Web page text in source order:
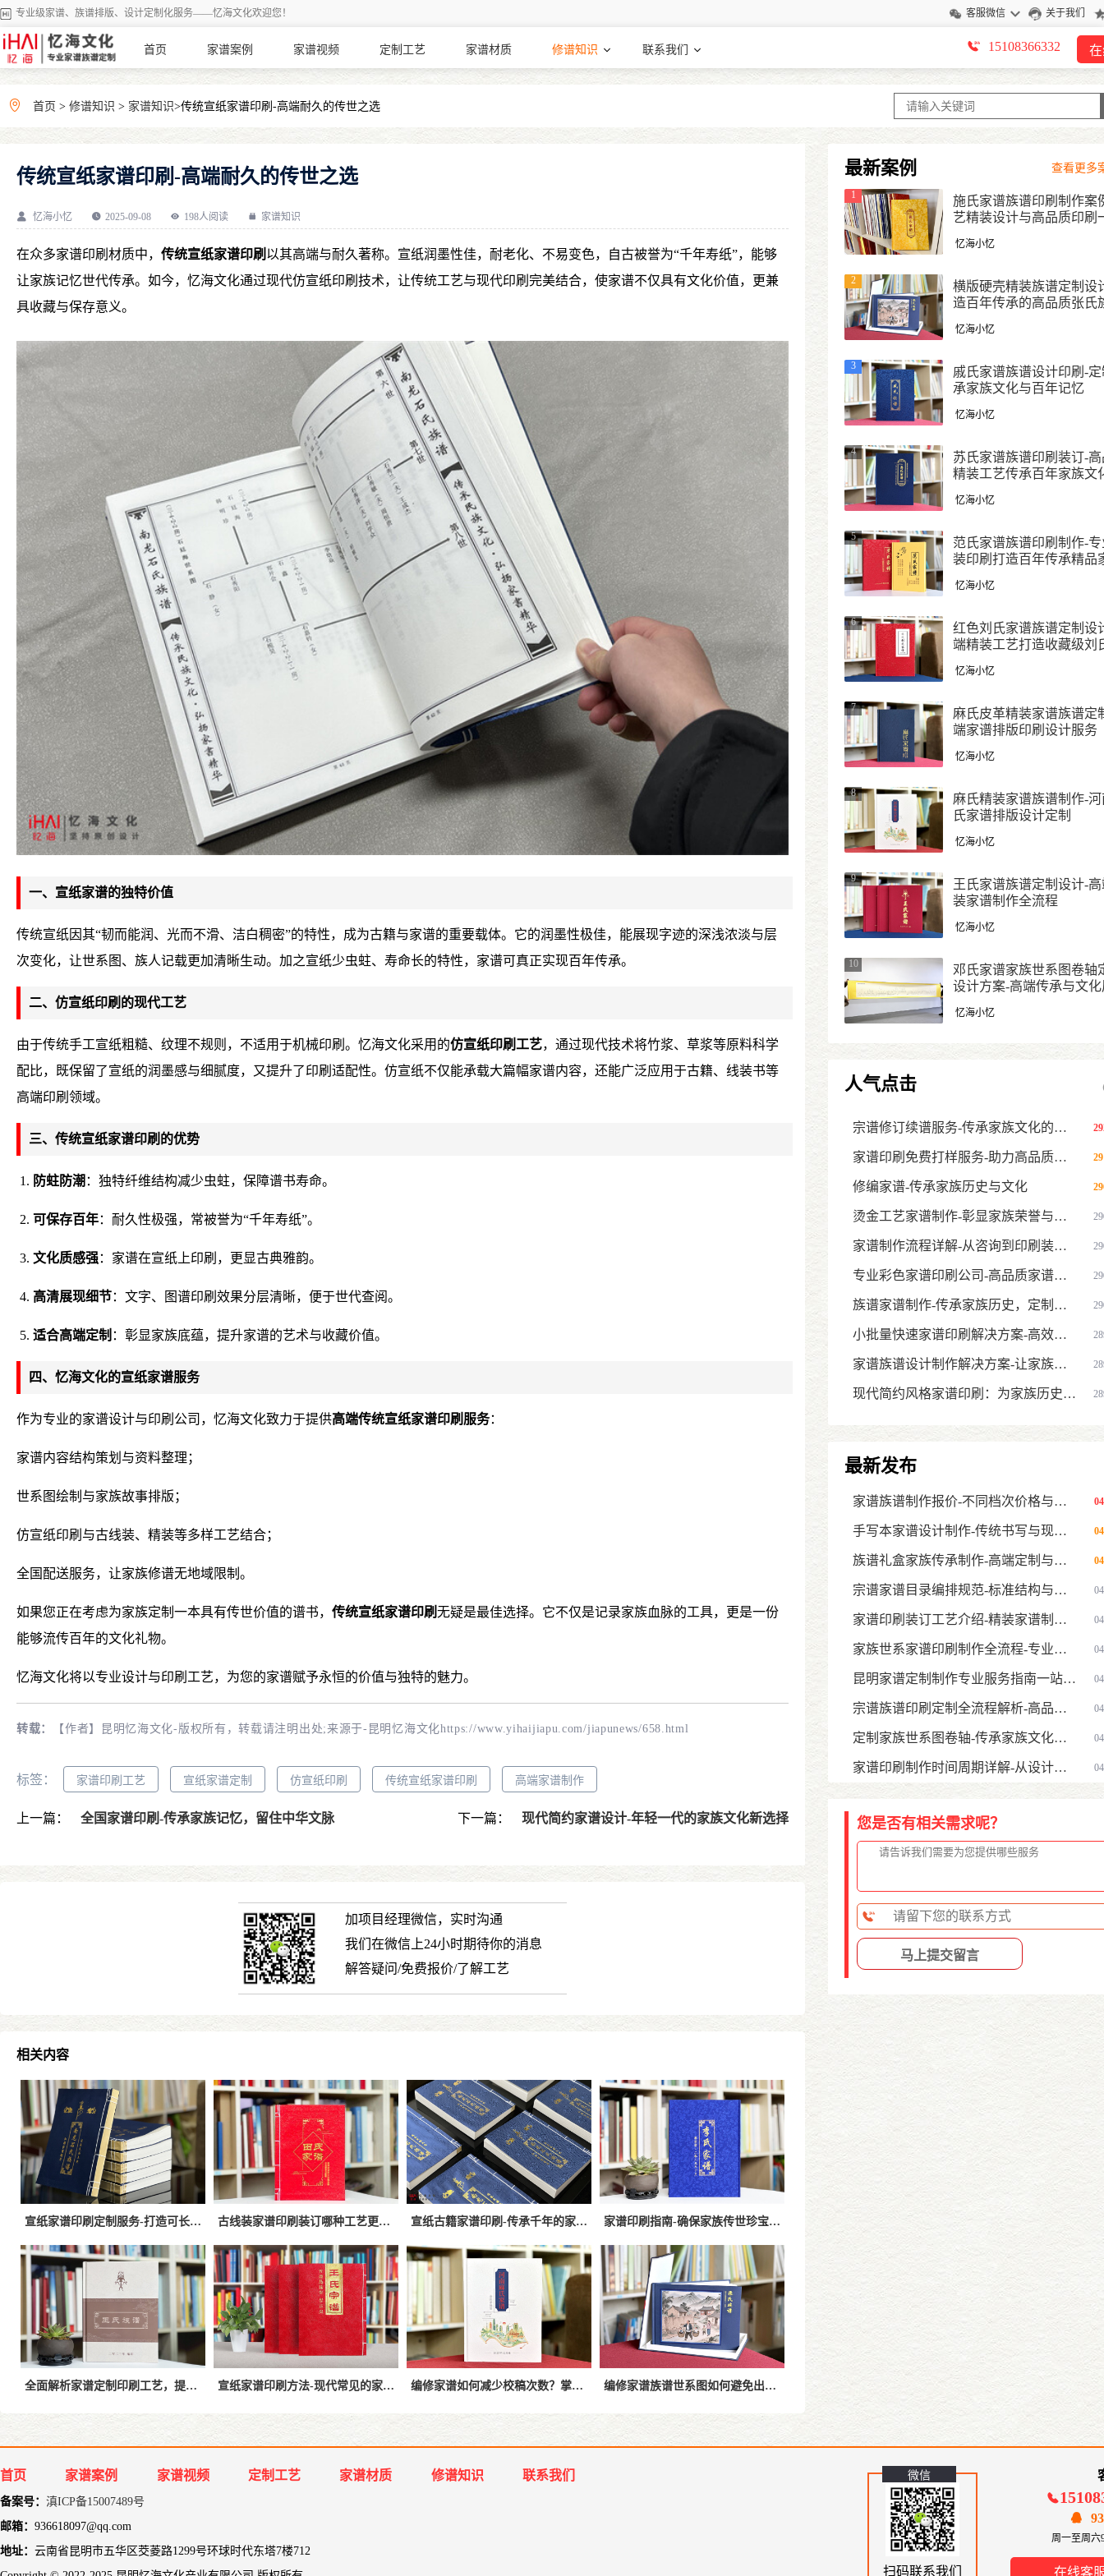
专业级家谱、族谱排版、设计定制化服务——忆海文化欢迎您！ 客服微信 关于我们
首页 家谱案例 家谱视频 定制工艺 家谱材质 修谱知识 联系我们 15108366332
首页 > 修谱知识 > 家谱知识>传统宣纸家谱印刷-高端耐久的传世之选
传统宣纸家谱印刷-高端耐久的传世之选
忆海小忆 2025-09-08 198人阅读 家谱知识
在众多家谱印刷材质中， 传统宣纸家谱印刷 以其高端与耐久著称。宣纸润墨性佳，耐老化、不易变色，自古被誉为“千年寿纸”，能够
让家族记忆世代传承。如今，忆海文化通过现代仿宣纸印刷技术，让传统工艺与现代印刷完美结合，使家谱不仅具有文化价值，更兼
具收藏与保存意义。
一、宣纸家谱的独特价值
传统宣纸因其“韧而能润、光而不滑、洁白稠密”的特性，成为古籍与家谱的重要载体。它的润墨性极佳，能展现字迹的深浅浓淡与层
次变化，让世系图、族人记载更加清晰生动。加之宣纸少虫蛀、寿命长的特性，家谱可真正实现百年传承。
二、仿宣纸印刷的现代工艺
由于传统手工宣纸粗糙、纹理不规则，不适用于机械印刷。忆海文化采用的仿宣纸印刷工艺，通过现代技术将竹浆、草浆等原料科学
配比，既保留了宣纸的润墨感与细腻度，又提升了印刷适配性。仿宣纸不仅能承载大篇幅家谱内容，还能广泛应用于古籍、线装书等
高端印刷领域。
三、传统宣纸家谱印刷的优势
防蛀防潮 ：独特纤维结构减少虫蛀，保障谱书寿命。
可保存百年：耐久性极强，常被誉为“千年寿纸”。
文化质感强：家谱在宣纸上印刷，更显古典雅韵。
高清展现细节：文字、图谱印刷效果分层清晰，便于世代查阅。
适合高端定制 ：彰显家族底蕴，提升家谱的艺术与收藏价值。
四、忆海文化的宣纸家谱服务
作为专业的家谱设计与印刷公司，忆海文化致力于提供高端传统宣纸家谱印刷服务：
家谱内容结构策划与资料整理；
世系图绘制与家族故事排版；
仿宣纸印刷与古线装、精装等多样工艺结合；
全国配送服务，让家族修谱无地域限制。
如果您正在考虑为家族定制一本具有传世价值的谱书， 传统宣纸家谱印刷无疑是最佳选择。它不仅是记录家族血脉的工具，更是一份
能够流传百年的文化礼物。
忆海文化将以专业设计与印刷工艺，为您的家谱赋予永恒的价值与独特的魅力。
转载： 【作者】昆明忆海文化-版权所有，转载请注明出处;来源于-昆明忆海文化https://www.yihaijiapu.com/jiapunews/658.html
标签： 家谱印刷工艺 宣纸家谱定制 仿宣纸印刷 传统宣纸家谱印刷 高端家谱制作
上一篇： 全国家谱印刷-传承家族记忆，留住中华文脉 下一篇： 现代简约家谱设计-年轻一代的家族文化新选择
加项目经理微信，实时沟通
我们在微信上24小时期待你的消息
解答疑问/免费报价/了解工艺
相关内容
宣纸家谱印刷定制服务-打造可长期保存的高品质家 古线装家谱印刷装订哪种工艺更适合传世家谱？ 宣纸古籍家谱印刷-传承千年的家族记忆 家谱印刷指南-确保家族传世珍宝的高质量保存
全面解析家谱定制印刷工艺，提高家谱制作品质 宣纸家谱印刷方法-现代常见的家谱印刷工艺 编修家谱如何减少校稿次数？掌握这些方法，让家谱制作更加高效准 编修家谱族谱世系图如何避免出错？做好这六个关键环节，提高修谱
最新案例 查看更多
1
施氏家谱族谱印刷制作案
艺精装设计与高品质印刷
忆海小忆
2
横版硬壳精装族谱定制设
造百年传承的高品质张氏
忆海小忆
3
戚氏家谱族谱设计印刷-
承家族文化与百年记忆
忆海小忆
4
苏氏家谱族谱印刷装订-
精装工艺传承百年家族文
忆海小忆
5
范氏家谱族谱印刷制作-
装印刷打造百年传承精品
忆海小忆
6
红色刘氏家谱族谱定制设
端精装工艺打造收藏级刘
忆海小忆
7
麻氏皮革精装家谱族谱定
端家谱排版印刷设计服务
忆海小忆
8
麻氏精装家谱族谱制作-
氏家谱排版设计定制
忆海小忆
9
王氏家谱族谱定制设计-
装家谱制作全流程
忆海小忆
10
邓氏家谱家族世系图卷轴
设计方案-高端传承与文
忆海小忆
人气点击
宗谱修订续谱服务-传承家族文化的专业方案
家谱印刷免费打样服务-助力高品质家谱制作
修编家谱-传承家族历史与文化
烫金工艺家谱制作-彰显家族荣誉与高端品质
家谱制作流程详解-从咨询到印刷装订的全流程指南
专业彩色家谱印刷公司-高品质家谱族谱印刷服务，传承家族文化与
族谱家谱制作-传承家族历史，定制您的专属家族记忆
小批量快速家谱印刷解决方案-高效定制，精准传承家族历史
家谱族谱设计制作解决方案-让家族文化传承更系统
现代简约风格家谱印刷：为家族历史打造简洁大气的传世之作
最新发布
家谱族谱制作报价-不同档次价格与影响因素全面指南
手写本家谱设计制作-传统书写与现代定制结合指南
族谱礼盒家族传承制作-高端定制与长久保存指南
宗谱家谱目录编排规范-标准结构与排版设计指南
家谱印刷装订工艺介绍-精装家谱制作方式与选择指南
家族世系家谱印刷制作全流程-专业世系图绘制与定制服务
昆明家谱定制制作专业服务指南一站式家谱设计印刷解决方案
宗谱族谱印刷定制全流程解析-高品质家谱设计印刷服务指南
定制家族世系图卷轴-传承家族文化的高端家谱新形式
家谱印刷制作时间周期详解-从设计到印刷需要多久
您是否有相关需求呢？
首页 家谱案例 家谱视频 定制工艺 家谱材质 修谱知识 联系我们
备案号： 滇ICP备15007489号
邮箱： 936618097@qq.com
地址： 云南省昆明市五华区茭菱路1299号环球时代东塔7楼712
周一至周六
在线客
微信
扫码联系我们